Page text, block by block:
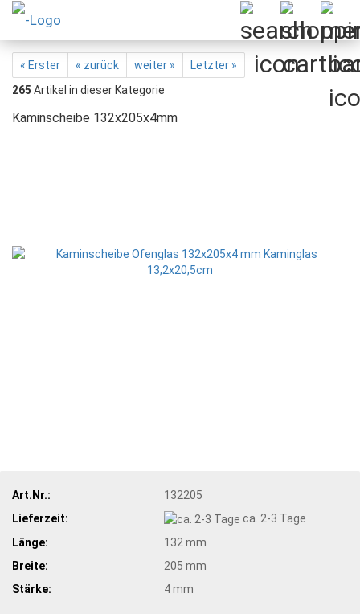
« Erster « zurück weiter »
Letzter »
265 Artikel in dieser Kategorie
Kaminscheibe 132x205x4mm
Art.Nr.:
132205
Lieferzeit:
ca. 2-3 Tage
Länge:
132 mm
Breite:
205 mm
Stärke:
4 mm